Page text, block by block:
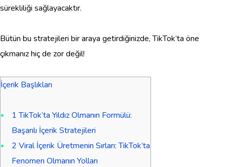
sürekliliği sağlayacaktır.
Bütün bu stratejileri bir araya getirdiğinizde, TikTok’ta öne
çıkmanız hiç de zor değil!
İçerik Başlıkları
1TikTok’ta Yıldız Olmanın Formülü:
Başarılı İçerik Stratejileri
2 Viral İçerik Üretmenin Sırları: TikTok’ta
Fenomen Olmanın Yolları